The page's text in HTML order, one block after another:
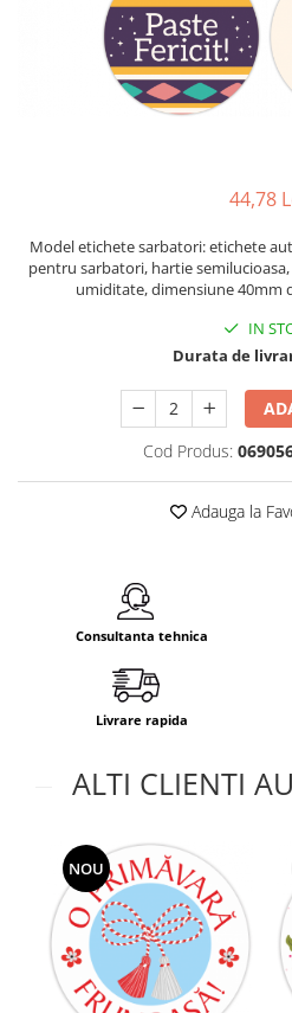
Plicuri de carton
Plicuri cu bule
Plicuri ecommerce
Pungi si sacose
Tuburi de carton
Separatoare carton si coltare
44,78
Model etichete sarbatori: etichete
pentru sarbatori, hartie
umiditate, dimensiune 40mm
IN
Durata de
Cod Produs:
Adauga la
Consultanta tehnica
Livrare rapida
ALTI CLIENTI
NOU